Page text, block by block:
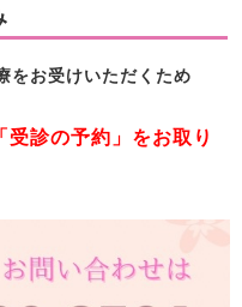
をお受けいただくため
診の予約」をお取り